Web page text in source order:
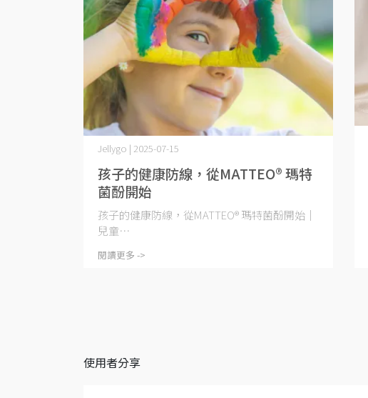
孩子的健康防線，從MATTEO® 瑪特
菌酚開始
Jellygo | 2025-07-15
孩子的健康防線，從MATTEO® 瑪特菌酚開始｜
兒童⋯
閱讀更多 ->
使用者分享